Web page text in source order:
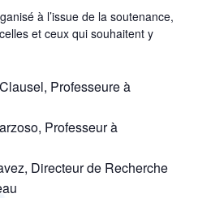
à l’issue de la soutenance,
et ceux qui souhaitent y
Professeure à
Professeur à
Directeur de Recherche